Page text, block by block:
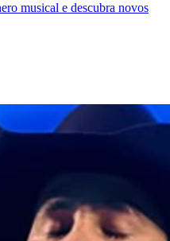
musical e descubra novos